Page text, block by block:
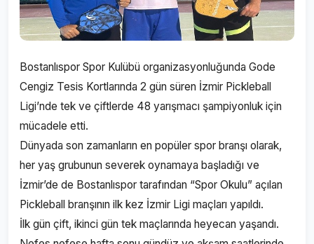
Bostanlıspor Spor Kulübü organizasyonluğunda Gode
Cengiz Tesis Kortlarında 2 gün süren İzmir Pickleball
Ligi’nde tek ve çiftlerde 48 yarışmacı şampiyonluk için
mücadele etti.
Dünyada son zamanların en popüler spor branşı olarak,
her yaş grubunun severek oynamaya başladığı ve
İzmir’de de Bostanlıspor tarafından “Spor Okulu” açılan
Pickleball branşının ilk kez İzmir Ligi maçları yapıldı.
İlk gün çift, ikinci gün tek maçlarında heyecan yaşandı.